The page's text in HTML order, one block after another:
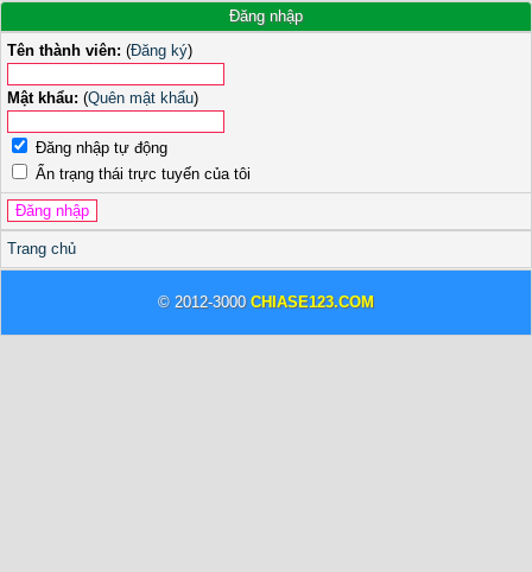
Đăng nhập
Tên thành viên: (Đăng ký)
Mật khẩu: (Quên mật khẩu)
Đăng nhập tự động
Ẩn trạng thái trực tuyến của tôi
Trang chủ
© 2012-3000 CHIASE123.COM